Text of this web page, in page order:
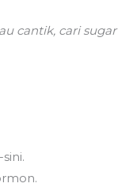
cantik, cari sugar